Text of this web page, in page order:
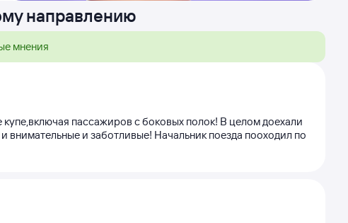
направлению
мнения
пассажиров с боковых полок! В целом доехали
и заботливые! Начальник поезда пооходил по